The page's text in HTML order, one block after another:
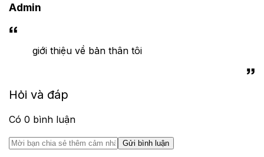
Admin
giới thiệu về bản thân tôi
Hỏi và đáp
Có 0 bình luận
Gửi bình luận